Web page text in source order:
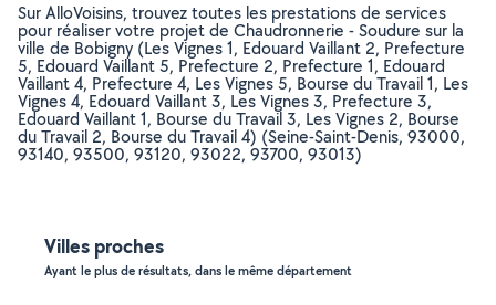
Sur AlloVoisins, trouvez toutes les prestations de services
pour réaliser votre projet de Chaudronnerie - Soudure sur la
ville de Bobigny (Les Vignes 1, Edouard Vaillant 2, Prefecture
5, Edouard Vaillant 5, Prefecture 2, Prefecture 1, Edouard
Vaillant 4, Prefecture 4, Les Vignes 5, Bourse du Travail 1, Les
Vignes 4, Edouard Vaillant 3, Les Vignes 3, Prefecture 3,
Edouard Vaillant 1, Bourse du Travail 3, Les Vignes 2, Bourse
du Travail 2, Bourse du Travail 4) (Seine-Saint-Denis, 93000,
93140, 93500, 93120, 93022, 93700, 93013)
Villes proches
Ayant le plus de résultats, dans le même département